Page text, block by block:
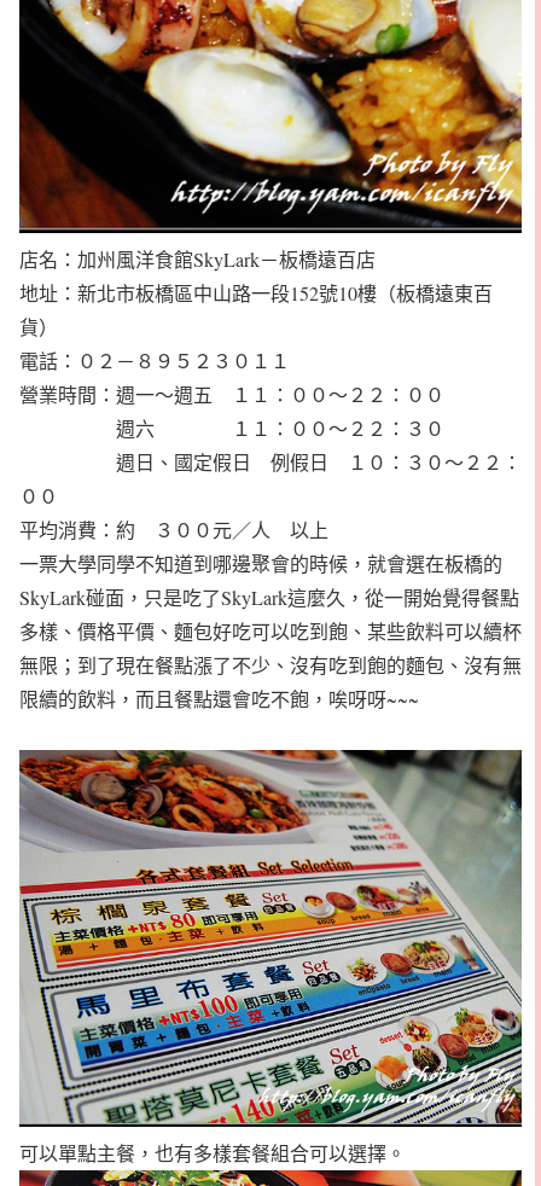
店名：加州風洋食館SkyLark－板橋遠百店
地址：新北市板橋區中山路一段152號10樓（板橋遠東百
貨）
電話：０２－８９５２３０１１
營業時間：週一～週五 １１：００～２２：００
週六 １１：００～２２：３０
週日、國定假日 例假日 １０：３０～２２：
００
平均消費：約 ３００元／人 以上
一票大學同學不知道到哪邊聚會的時候，就會選在板橋的
SkyLark碰面，只是吃了SkyLark這麼久，從一開始覺得餐點
多樣、價格平價、麵包好吃可以吃到飽、某些飲料可以續杯
無限；到了現在餐點漲了不少、沒有吃到飽的麵包、沒有無
限續的飲料，而且餐點還會吃不飽，唉呀呀~~~
可以單點主餐，也有多樣套餐組合可以選擇。